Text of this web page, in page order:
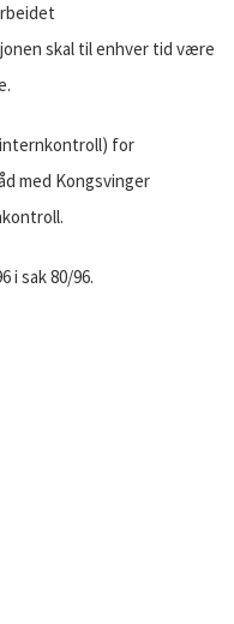
skal til enhver tid være
for
med Kongsvinger
i sak 80/96.